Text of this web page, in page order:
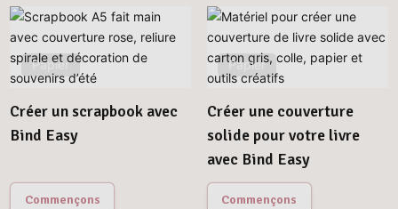
Papier
Créer un scrapbook avec
Bind Easy
Commençons
Papier
Créer une couverture
solide pour votre livre
avec Bind Easy
Commençons